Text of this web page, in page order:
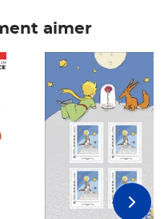
aimer
Prix 7,50€